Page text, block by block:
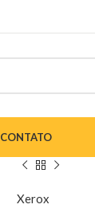
CONTATO
Xerox